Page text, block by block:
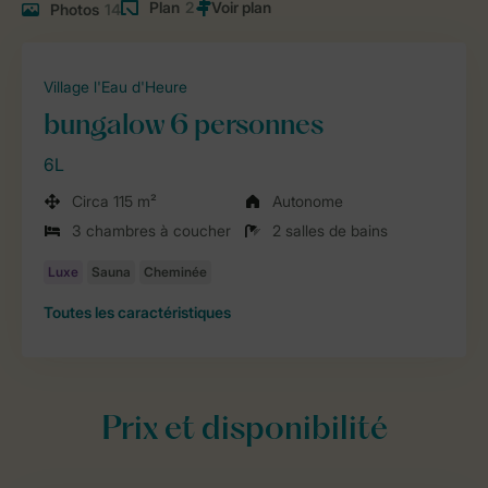
Photos 14 Plan 2
Village l'Eau d'Heure
bungalow 6 personnes
6L
Circa 115 m²
Autonome
3 chambres à coucher
2 salles de bains
Toutes les caractéristiques
Prix et disponibilité